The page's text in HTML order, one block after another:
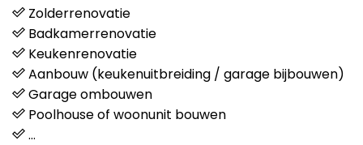
Zolderrenovatie
Badkamerrenovatie
Keukenrenovatie
Aanbouw (keukenuitbreiding / garage bijbouwen)
Garage ombouwen
Poolhouse of woonunit bouwen
…